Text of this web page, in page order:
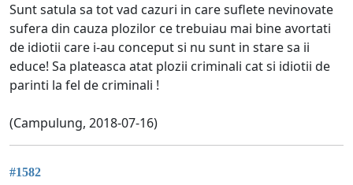
Sunt satula sa tot vad cazuri in care suflete nevinovate
sufera din cauza plozilor ce trebuiau mai bine avortati
de idiotii care i-au conceput si nu sunt in stare sa ii
educe! Sa plateasca atat plozii criminali cat si idiotii de
parinti la fel de criminali !
(Campulung, 2018-07-16)
#1582